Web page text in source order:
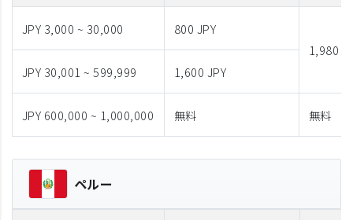
JPY 3,000 ~ 30,000
800 JPY
1,980
JPY 30,001 ~ 599,999
1,600 JPY
JPY 600,000 ~ 1,000,000 無料 無料
ペルー